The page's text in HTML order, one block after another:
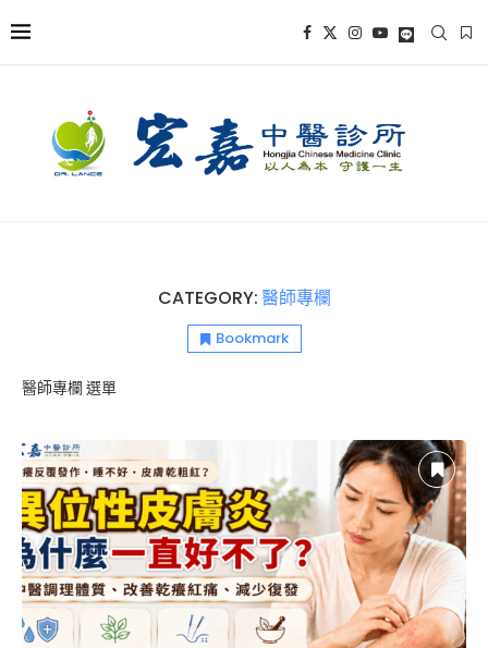
CATEGORY:醫師專欄
Bookmark
醫師專欄 選單